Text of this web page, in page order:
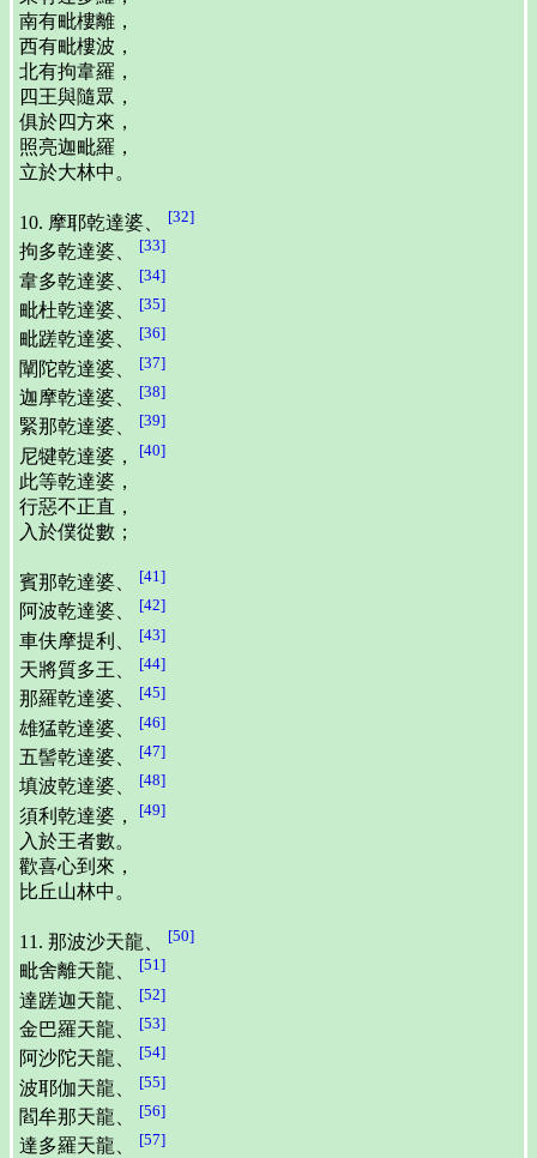
南有毗樓離，
西有毗樓波，
北有拘韋羅，
四王與隨眾，
俱於四方來，
照亮迦毗羅，
立於大林中。
10. 摩耶乾達婆、 [32]
拘多乾達婆、 [33]
韋多乾達婆、 [34]
毗杜乾達婆、 [35]
毗蹉乾達婆、 [36]
闡陀乾達婆、 [37]
迦摩乾達婆、 [38]
緊那乾達婆、 [39]
尼犍乾達婆， [40]
此等乾達婆，
行惡不正直，
入於僕從數；
賓那乾達婆、 [41]
阿波乾達婆、 [42]
車伕摩提利、 [43]
天將質多王、 [44]
那羅乾達婆、 [45]
雄猛乾達婆、 [46]
五髻乾達婆、 [47]
填波乾達婆、 [48]
須利乾達婆， [49]
入於王者數。
歡喜心到來，
比丘山林中。
11. 那波沙天龍、 [50]
毗舍離天龍、 [51]
達蹉迦天龍、 [52]
金巴羅天龍、 [53]
阿沙陀天龍、 [54]
波耶伽天龍、 [55]
閻牟那天龍、 [56]
達多羅天龍、 [57]